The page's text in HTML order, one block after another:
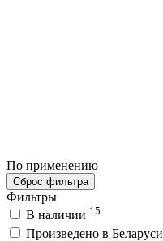
По применению
Сброс фильтра
Фильтры
В наличии 15
Произведено в Беларуси